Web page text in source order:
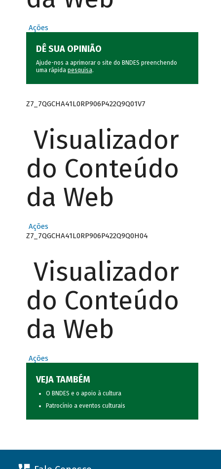
Ações
DÊ SUA OPINIÃO
Ajude-nos a aprimorar o site do BNDES preenchendo
uma rápida pesquisa.
Z7_7QGCHA41L0RP906P422Q9Q01V7
Visualizador
do Conteúdo
da Web
Ações
Z7_7QGCHA41L0RP906P422Q9Q0H04
Visualizador
do Conteúdo
da Web
Ações
VEJA TAMBÉM
O BNDES e o apoio à cultura
Patrocínio a eventos culturais